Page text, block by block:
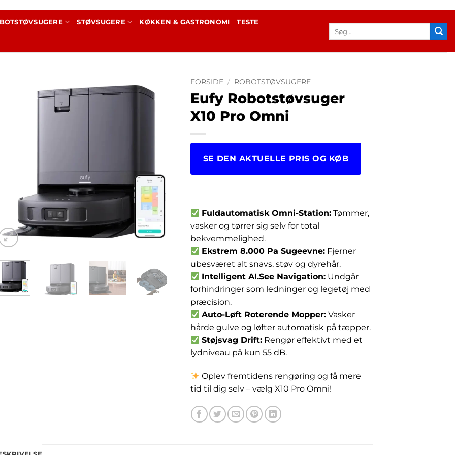
STØVSUGERE KØKKEN & GASTRONOMI TESTE
efter:
FORSIDE / ROBOTSTØVSUGERE
Eufy Robotstøvsuger
X10 Pro Omni
SE DEN AKTUELLE PRIS OG KØB
Fuldautomatisk Omni-Station:Tømmer,
vasker og tørrer sig selv for total
bekvemmelighed.
Ekstrem 8.000 Pa Sugeevne:Fjerner
ubesværet alt snavs, støv og dyrehår.
Intelligent AI.See Navigation:Undgår
forhindringer som ledninger og legetøj med
præcision.
Auto-Løft Roterende Mopper:Vasker
hårde gulve og løfter automatisk på tæpper.
Støjsvag Drift:Rengør effektivt med et
lydniveau på kun 55 dB.
Oplev fremtidens rengøring og få mere
tid til dig selv – vælg X10 Pro Omni!